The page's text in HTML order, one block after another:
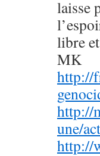
laisse
libre
MK
http://
http://
une/
http://